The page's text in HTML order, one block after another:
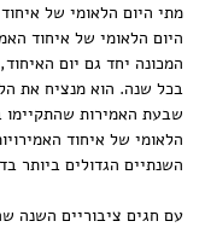
מתי היום הלאומי של
היום הלאומי של איחוד
בכל שנה. הוא מנציח את
הלאומי של איחוד
השנתיים הגדולים ביותר